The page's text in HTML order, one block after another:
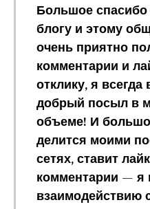
Большое
блогу и этому
очень приятно
комментарии и
отклику, я
добрый посыл в
объеме! И
делится моими
сетях, ставит
комментарии — я
взаимодействию